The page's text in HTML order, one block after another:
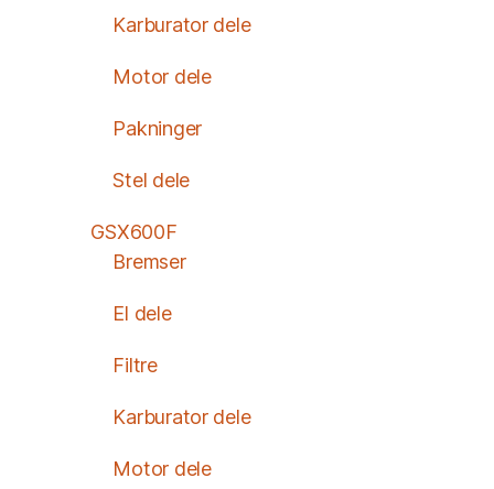
Karburator dele
Motor dele
Pakninger
Stel dele
GSX600F
Bremser
El dele
Filtre
Karburator dele
Motor dele